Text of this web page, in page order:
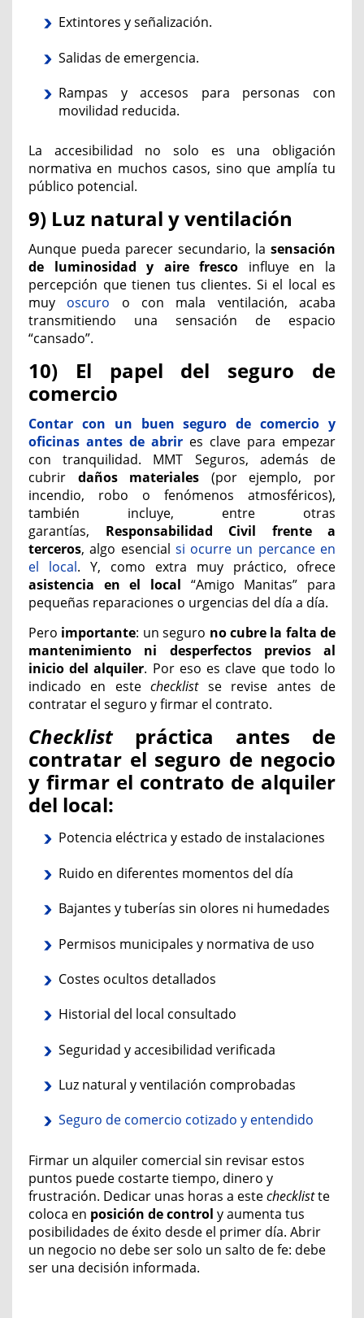
Extintores y señalización.
Salidas de emergencia.
Rampas y accesos para personas con
movilidad reducida.
La accesibilidad no solo es una obligación
normativa en muchos casos, sino que amplía tu
público potencial.
9) Luz natural y ventilación
Aunque pueda parecer secundario, la sensación
de luminosidad y aire fresco influye en la
percepción que tienen tus clientes. Si el local es
muy oscuro o con mala ventilación, acaba
transmitiendo una sensación de espacio
“cansado”.
10) El papel del seguro de
comercio
Contar con un buen seguro de comercio y
oficinas antes de abrir es clave para empezar
con tranquilidad. MMT Seguros, además de
cubrir daños materiales (por ejemplo, por
incendio, robo o fenómenos atmosféricos),
también incluye, entre otras
garantías, Responsabilidad Civil frente a
terceros, algo esencial si ocurre un percance en
el local. Y, como extra muy práctico, ofrece
asistencia en el local “Amigo Manitas” para
pequeñas reparaciones o urgencias del día a día.
Pero importante: un seguro no cubre la falta de
mantenimiento ni desperfectos previos al
inicio del alquiler. Por eso es clave que todo lo
indicado en estechecklistse revise antes de
contratar el seguro y firmar el contrato.
Checklistpráctica antes de
contratar el seguro de negocio
y firmar el contrato de alquiler
del local:
Potencia eléctrica y estado de instalaciones
Ruido en diferentes momentos del día
Bajantes y tuberías sin olores ni humedades
Permisos municipales y normativa de uso
Costes ocultos detallados
Historial del local consultado
Seguridad y accesibilidad verificada
Luz natural y ventilación comprobadas
Seguro de comercio cotizado y entendido
Firmar un alquiler comercial sin revisar estos
puntos puede costarte tiempo, dinero y
frustración. Dedicar unas horas a estechecklistte
coloca en posición de control y aumenta tus
posibilidades de éxito desde el primer día. Abrir
un negocio no debe ser solo un salto de fe: debe
ser una decisión informada.